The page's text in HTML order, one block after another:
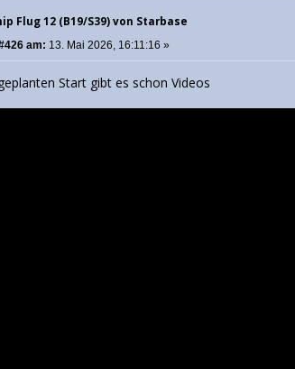
Flug 12 (B19/S39) von Starbase
am: 13. Mai 2026, 16:11:16 »
Start gibt es schon Videos